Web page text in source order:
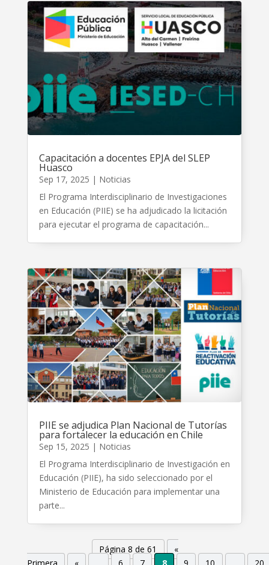
Capacitación a docentes EPJA del SLEP
Huasco
Sep 17, 2025 | Noticias
El Programa Interdisciplinario de Investigaciones
en Educación (PIIE) se ha adjudicado la licitación
para ejecutar el programa de capacitación...
PIIE se adjudica Plan Nacional de Tutorías
para fortalecer la educación en Chile
Sep 15, 2025 | Noticias
El Programa Interdisciplinario de Investigación en
Educación (PIIE), ha sido seleccionado por el
Ministerio de Educación para implementar una
parte...
Página 8 de 61
«